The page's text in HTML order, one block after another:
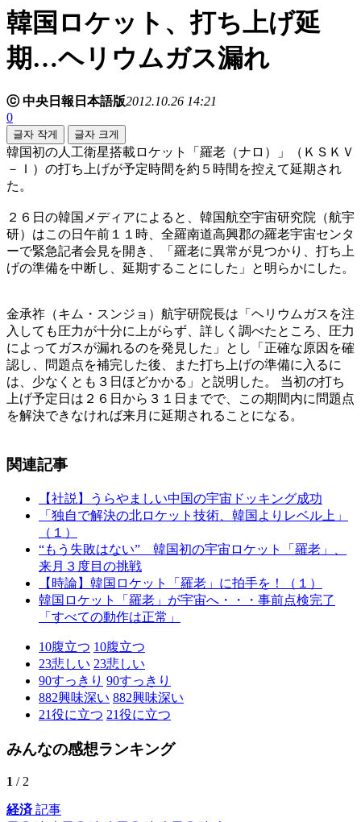
韓国ロケット、打ち上げ延
期…ヘリウムガス漏れ
ⓒ 中央日報日本語版2012.10.26 14:21
0
글자 작게 글자 크게
韓国初の人工衛星搭載ロケット「羅老（ナロ）」（ＫＳＫＶ
－Ｉ）の打ち上げが予定時間を約５時間を控えて延期され
た。
２６日の韓国メディアによると、韓国航空宇宙研究院（航宇
研）はこの日午前１１時、全羅南道高興郡の羅老宇宙センタ
ーで緊急記者会見を開き、「羅老に異常が見つかり、打ち上
げの準備を中断し、延期することにした」と明らかにした。
金承祚（キム・スンジョ）航宇研院長は「ヘリウムガスを注
入しても圧力が十分に上がらず、詳しく調べたところ、圧力
によってガスが漏れるのを発見した」とし「正確な原因を確
認し、問題点を補完した後、また打ち上げの準備に入るに
は、少なくとも３日ほどかかる」と説明した。 当初の打ち
上げ予定日は２６日から３１日までで、この期間内に問題点
を解決できなければ来月に延期されることになる。
関連記事
【社説】うらやましい中国の宇宙ドッキング成功
「独自で解決の北ロケット技術、韓国よりレベル上」
（１）
“もう失敗はない” 韓国初の宇宙ロケット「羅老」、
来月３度目の挑戦
【時論】韓国ロケット「羅老」に拍手を！（１）
韓国ロケット「羅老」が宇宙へ・・・事前点検完了
「すべての動作は正常」
10腹立つ 10腹立つ
23悲しい 23悲しい
90すっきり 90すっきり
882興味深い 882興味深い
21役に立つ 21役に立つ
みんなの感想ランキング
1 / 2
経済記事